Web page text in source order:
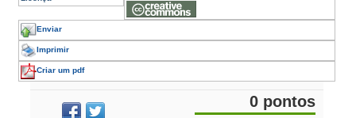
Enviar
Imprimir
Criar um pdf
0 pontos